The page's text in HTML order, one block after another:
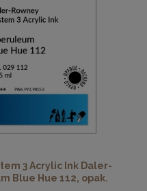
3 Acrylic Ink Daler-
Blue Hue 112, opak.